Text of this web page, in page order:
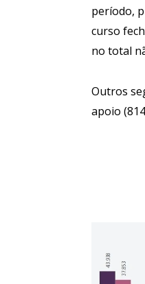
período,
curso
no total
Outros
apoio